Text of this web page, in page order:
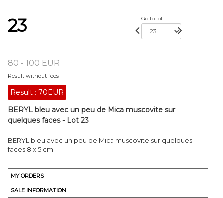
23 Go to lot
80 - 100 EUR
Result without fees
Result : 70EUR
BERYL bleu avec un peu de Mica muscovite sur
quelques faces - Lot 23
BERYL bleu avec un peu de Mica muscovite sur quelques
faces 8 x 5 cm
MY ORDERS
SALE INFORMATION